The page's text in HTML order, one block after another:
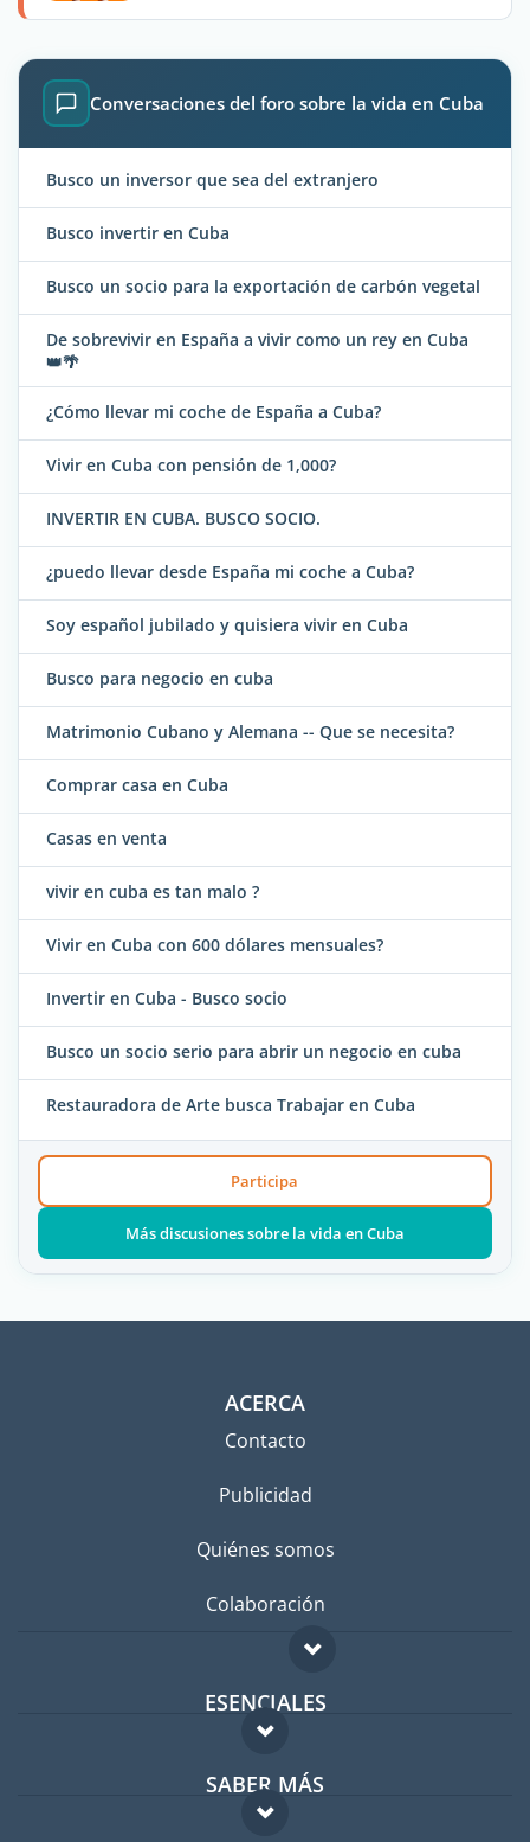
Conversaciones del foro sobre la vida en Cuba
Busco un inversor que sea del extranjero
Busco invertir en Cuba
Busco un socio para la exportación de carbón vegetal
De sobrevivir en España a vivir como un rey en Cuba
👑🌴
¿Cómo llevar mi coche de España a Cuba?
Vivir en Cuba con pensión de 1,000?
INVERTIR EN CUBA. BUSCO SOCIO.
¿puedo llevar desde España mi coche a Cuba?
Soy español jubilado y quisiera vivir en Cuba
Busco para negocio en cuba
Matrimonio Cubano y Alemana -- Que se necesita?
Comprar casa en Cuba
Casas en venta
vivir en cuba es tan malo ?
Vivir en Cuba con 600 dólares mensuales?
Invertir en Cuba - Busco socio
Busco un socio serio para abrir un negocio en cuba
Restauradora de Arte busca Trabajar en Cuba
Participa
Más discusiones sobre la vida en Cuba
ACERCA
Contacto
Publicidad
Quiénes somos
Colaboración
ESENCIALES
Foro para expatriados
Guía para expatriados
SABER MÁS
FAQ